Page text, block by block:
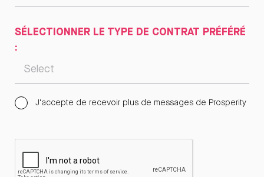
SÉLECTIONNER LE TYPE DE CONTRAT PRÉFÉRÉ
:
J'accepte de recevoir plus de messages de Prosperity